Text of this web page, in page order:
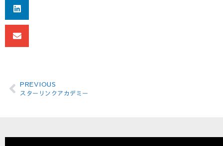
PREVIOUS
スターリンクアカデミー